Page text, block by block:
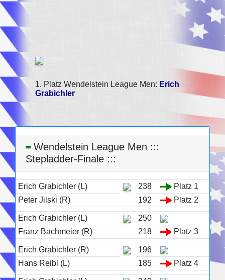
1. Platz Wendelstein League Men: Erich
Grabichler
Wendelstein League Men :::
Stepladder-Finale :::
Erich Grabichler (L) 238
Platz 1
Peter Jilski (R)
192 Platz 2
Erich Grabichler (L)
250
Franz Bachmeier (R)
218 Platz 3
Erich Grabichler (R)
196
Hans Reibl (L)
185 Platz 4